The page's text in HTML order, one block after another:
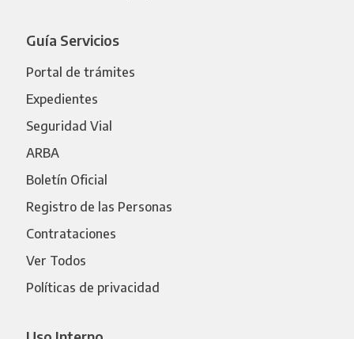
Guía Servicios
Portal de trámites
Expedientes
Seguridad Vial
ARBA
Boletín Oficial
Registro de las Personas
Contrataciones
Ver Todos
Políticas de privacidad